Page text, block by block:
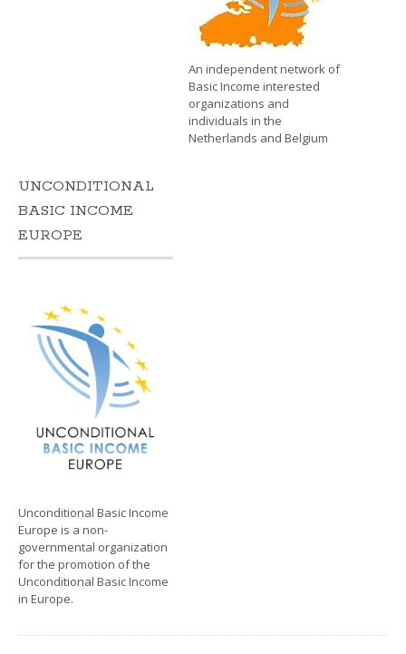
An independent network of
Basic Income interested
organizations and
individuals in the
Netherlands and Belgium
UNCONDITIONAL
BASIC INCOME
EUROPE
Unconditional Basic Income
Europe is a non-
governmental organization
for the promotion of the
Unconditional Basic Income
in Europe.